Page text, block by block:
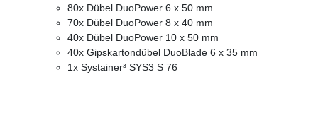
80x Dübel DuoPower 6 x 50 mm
70x Dübel DuoPower 8 x 40 mm
40x Dübel DuoPower 10 x 50 mm
40x Gipskartondübel DuoBlade 6 x 35 mm
1x Systainer³ SYS3 S 76